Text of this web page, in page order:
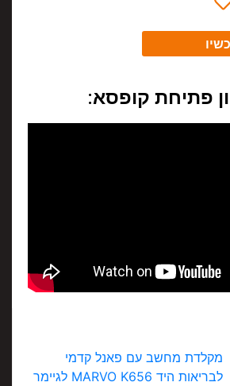
פתיחת קופסא:
מקלדת מחשב עם פאנל קדמי
לבריאות היד MARVO K656 לגיימר